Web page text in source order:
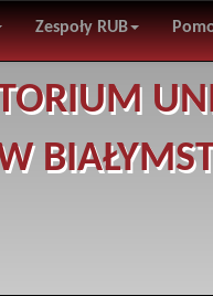
Zespoły RUB